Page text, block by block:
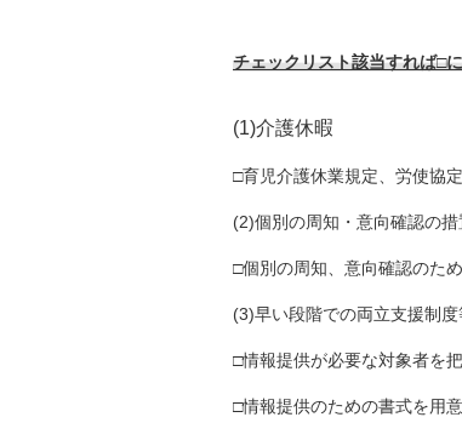
チェックリスト該当すれば□
(1)介護休暇
□育児介護休業規定、労使協
(2)個別の周知・意向確認の措
□個別の周知、意向確認のた
(3)早い段階での両立支援制
□情報提供が必要な対象者を
□情報提供のための書式を用